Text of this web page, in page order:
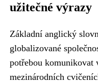
užitečné výrazy
Základní anglický
globalizované
potřebou
mezinárodních